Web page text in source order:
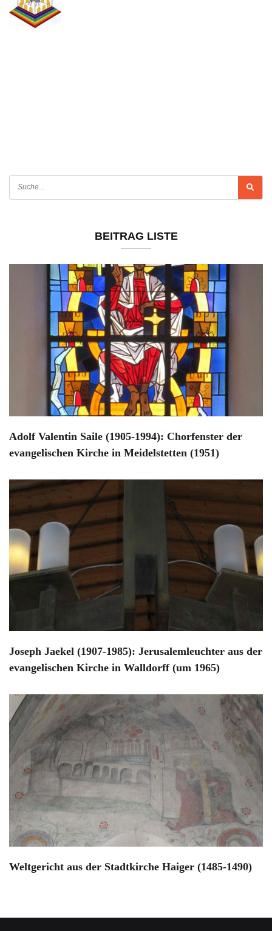
BEITRAG LISTE
Adolf Valentin Saile (1905-1994): Chorfenster der
evangelischen Kirche in Meidelstetten (1951)
Joseph Jaekel (1907-1985): Jerusalemleuchter aus der
evangelischen Kirche in Walldorff (um 1965)
Weltgericht aus der Stadtkirche Haiger (1485-1490)